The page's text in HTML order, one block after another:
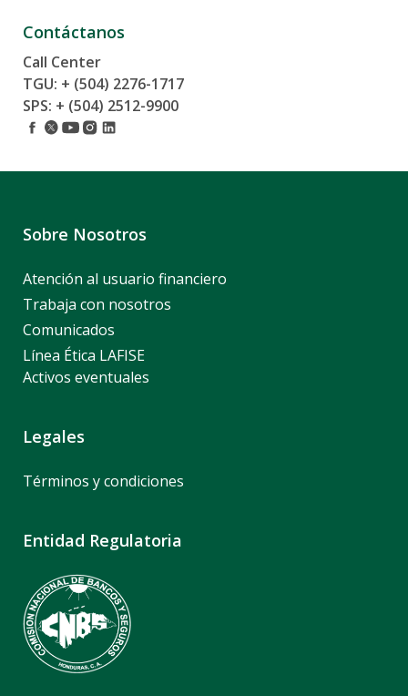
Contáctanos
Call Center
TGU: + (504) 2276-1717
SPS: + (504) 2512-9900
Sobre Nosotros
Atención al usuario financiero
Trabaja con nosotros
Comunicados
Línea Ética LAFISE
Activos eventuales
Legales
Términos y condiciones
Entidad Regulatoria